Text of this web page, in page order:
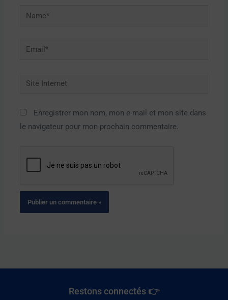
Name*
Email*
Site
Enregistrer mon nom, mon e-mail et mon site dans
le navigateur pour mon prochain commentaire.
Restons connectés 👉